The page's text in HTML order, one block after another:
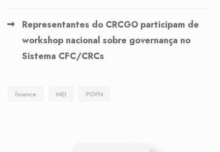
Representantes do CRCGO participam de
workshop nacional sobre governança no
Sistema CFC/CRCs
finance MEI PGFN